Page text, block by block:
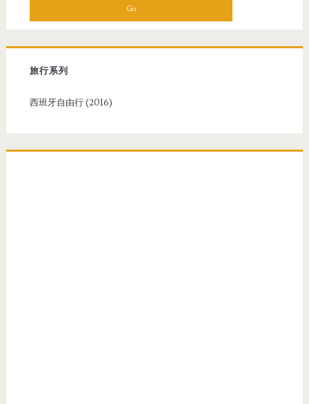
r
h
f
r
旅行系列
西班牙自由行 (2016)